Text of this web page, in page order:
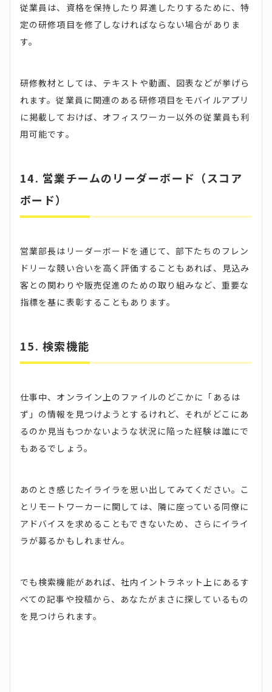
従業員は、資格を保持したり昇進したりするために、特
定の研修項目を修了しなければならない場合がありま
す。
研修教材としては、テキストや動画、図表などが挙げら
れます。従業員に関連のある研修項目をモバイルアプリ
に掲載しておけば、オフィスワーカー以外の従業員も利
用可能です。
14. 営業チームのリーダーボード（スコア
ボード）
営業部長はリーダーボードを通じて、部下たちのフレン
ドリーな競い合いを高く評価することもあれば、見込み
客との関わりや販売促進のための取り組みなど、重要な
指標を基に表彰することもあります。
15. 検索機能
仕事中、オンライン上のファイルのどこかに「あるは
ず」の情報を見つけようとするけれど、それがどこにあ
るのか見当もつかないような状況に陥った経験は誰にで
もあるでしょう。
あのとき感じたイライラを思い出してみてください。こ
とリモートワーカーに関しては、隣に座っている同僚に
アドバイスを求めることもできないため、さらにイライ
ラが募るかもしれません。
でも検索機能があれば、社内イントラネット上にあるす
べての記事や投稿から、あなたがまさに探しているもの
を見つけられます。